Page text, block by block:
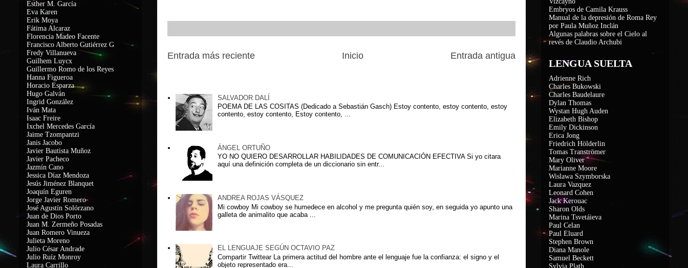
Entrada más reciente Entrada antigua
Inicio
SALVADOR DALÍ
POEMA DE LAS COSITAS (Dedicado a Sebastián Gasch) Estoy contento, estoy contento, estoy
contento, estoy contento, Estoy contento, ...
ÁNGEL ORTUÑO
YO NO QUIERO DESARROLLAR HABILIDADES DE COMUNICACIÓN EFECTIVA Si yo citara
aquí una definición completa de un diccionario sin entr...
ANDREA ROJAS VÁSQUEZ
Mi cowboy Mi cowboy se humedece en alcohol y me pregunta quién soy, en seguida yo apunto una
galleta de animalito que acaba ...
EL LENGUAJE SEGÚN OCTAVIO PAZ
Compartir Twittear La primera actitud del hombre ante el lenguaje fue la confianza: el signo y el
objeto representado era...
Esther M. García
Eva Karen
Erik Moya
Fátima Alcaraz
Florencia Madeo Facente
Francisco Alberto Gutiérrez G
Fredy Villanueva
Guilhem Luycx
Guillermo Romo de los Reyes
Hanna Figueroa
Horacio Esparza
Hugo Galván
Ingrid González
Iván Mata
Isaac Freire
Ixchel Mercedes García
Jaime Tzompantzi
Janis Jacobo
Javier Bautista Muñoz
Javier Pacheco
Jazmín Cano
Jessica Díaz Mendoza
Jesús Jiménez Blanquet
Joaquín Eguren
Jorge Javier Romero
José Agustín Solórzano
Juan de Dios Porto
Juan M. Zermeño Posadas
Juan Romero Vinueza
Julieta Moreno
Julio César Andrade
Julio Ruíz Monroy
Laura Carrillo
Embryos de Camila Krauss
Manual de la depresión de Roma Rey
por Paula Muñoz Inclán
Algunas palabras sobre el Cielo al
revés de Claudio Archubi
LENGUA SUELTA
Adrienne Rich
Charles Bukowski
Charles Baudelaure
Dylan Thomas
Wystan Hugh Auden
Elizabeth Bishop
Emily Dickinson
Erica Jong
Friedrich Hölderlin
Tomas Tranströmer
Mary Oliver
Marianne Moore
Wislawa Szymborska
Laura Vazquez
Leonard Cohen
Jack Kerouac
Sharon Olds
Marina Tsvetáieva
Paul Celan
Paul Eluard
Stephen Brown
Diana Manole
Samuel Beckett
Sylvia Plath